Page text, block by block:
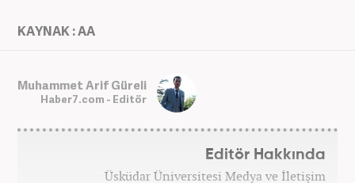
KAYNAK : AA
Muhammet Arif Güreli
Haber7.com - Editör
Editör Hakkında
Üsküdar Üniversitesi Medya ve İletişim